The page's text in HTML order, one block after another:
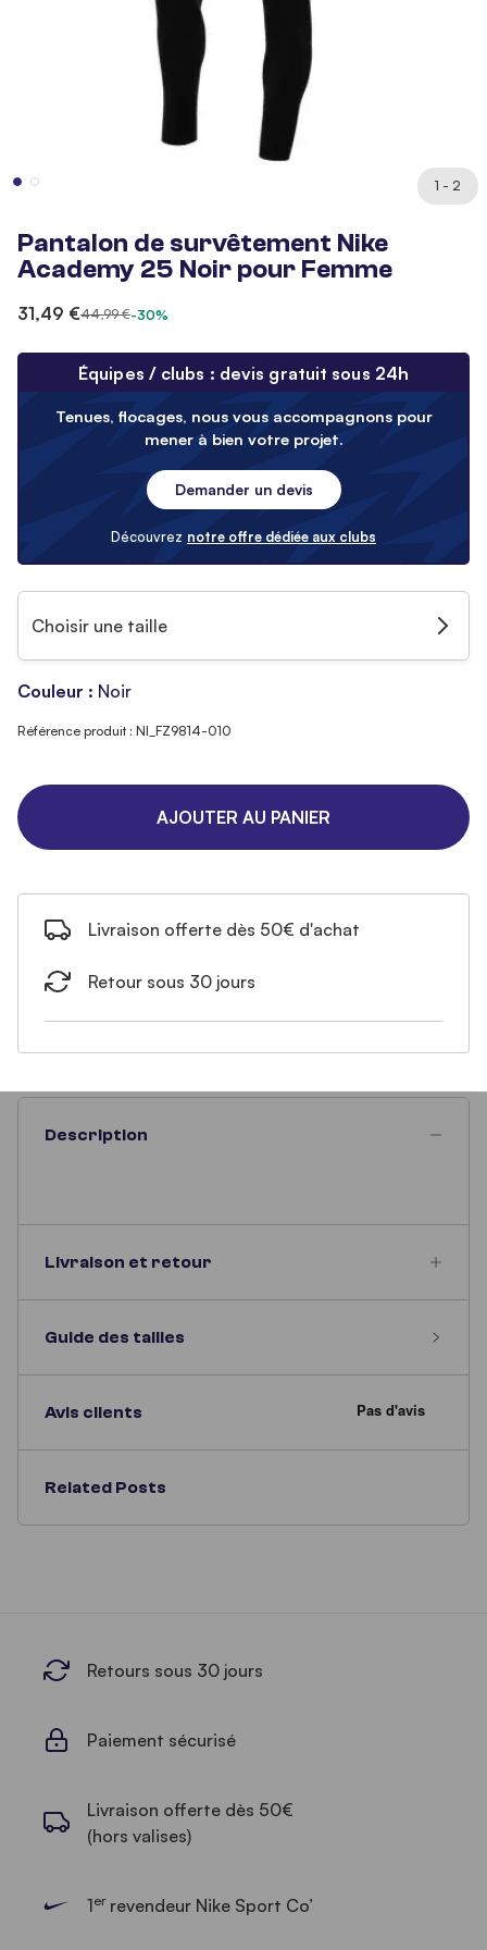
1 - 2
Pantalon de survêtement Nike
Academy 25 Noir pour Femme
31,49 €44,99 €-30%
Équipes / clubs : devis gratuit sous 24h
Tenues, flocages, nous vous accompagnons pour
mener à bien votre projet.
Demander un devis
Découvrez notre offre dédiée aux clubs
Choisir une taille
Couleur : Noir
Référence produit : NI_FZ9814-010
AJOUTER AU PANIER
Livraison offerte dès 50€ d'achat
Retour sous 30 jours
Description
Livraison et retour
Guide des tailles
Avis clients
Related Posts
Retours sous 30 jours
Paiement sécurisé
Livraison offerte dès 50€
(hors valises)
1errevendeur Nike Sport Co’